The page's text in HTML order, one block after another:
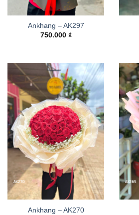
Ankhang – AK297
750.000 ₫
Ankhang – AK270